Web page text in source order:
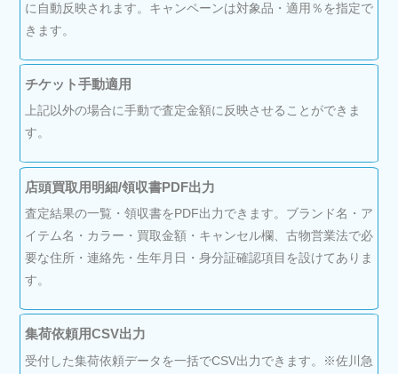
に自動反映されます。キャンペーンは対象品・適用％を指定で
きます。
チケット手動適用
上記以外の場合に手動で査定金額に反映させることができま
す。
店頭買取用明細/領収書PDF出力
査定結果の一覧・領収書をPDF出力できます。ブランド名・ア
イテム名・カラー・買取金額・キャンセル欄、古物営業法で必
要な住所・連絡先・生年月日・身分証確認項目を設けてありま
す。
集荷依頼用CSV出力
受付した集荷依頼データを一括でCSV出力できます。※佐川急